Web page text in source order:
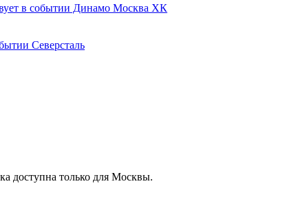
Динамо Москва ХК
Северсталь
доступна только для Москвы.